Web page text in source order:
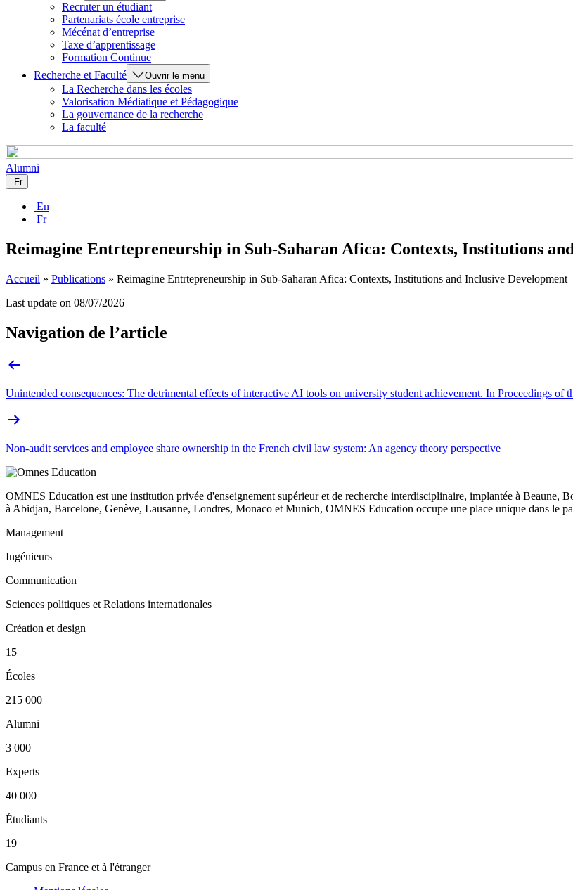
Recruter un étudiant
Partenariats école entreprise
Mécénat d’entreprise
Taxe d’apprentissage
Formation Continue
Recherche et Faculté
Ouvrir le menu
La Recherche dans les écoles
Valorisation Médiatique et Pédagogique
La gouvernance de la recherche
La faculté
Alumni
Fr
En
Fr
Reimagine Entrtepreneurship in Sub-Saharan Afica: Contexts, Institutions
Accueil » Publications » Reimagine Entrtepreneurship in Sub-Saharan Afica: Contexts, Institutions and Inclusive Development
Last update on 08/07/2026
Navigation de l’article
Unintended consequences: The detrimental effects of interactive AI tools on university student achievement. In Proceedings
Non-audit services and employee share ownership in the French civil law system: An agency theory perspective
OMNES Education est une institution privée d'enseignement supérieur et de recherche interdisciplinaire, implantée à Beaune,
à Abidjan, Barcelone, Genève, Lausanne, Londres, Monaco et Munich, OMNES Education occupe une place unique dans le
Management
Ingénieurs
Communication
Sciences politiques et Relations internationales
Création et design
15
Écoles
215 000
Alumni
3 000
Experts
40 000
Étudiants
19
Campus en France et à l'étranger